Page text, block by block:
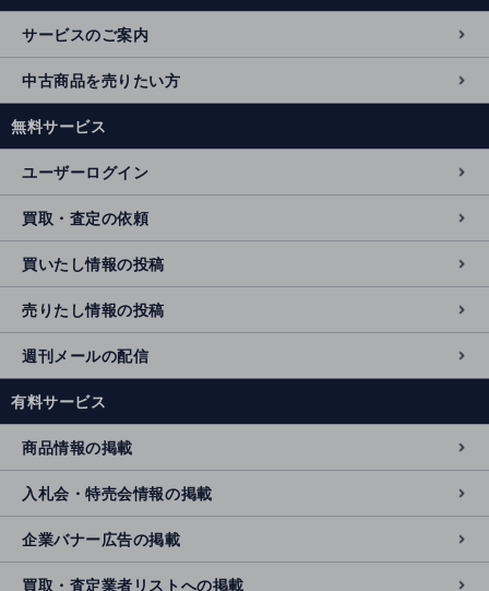
サービスのご案内
中古商品を売りたい方
無料サービス
ユーザーログイン
買取・査定の依頼
買いたし情報の投稿
売りたし情報の投稿
週刊メールの配信
有料サービス
商品情報の掲載
入札会・特売会情報の掲載
企業バナー広告の掲載
買取・査定業者リストへの掲載